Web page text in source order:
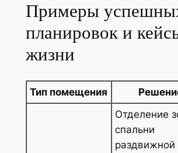
Примеры
планировок и
жизни
Тип помещения
Отделение
спальни
раздвижной